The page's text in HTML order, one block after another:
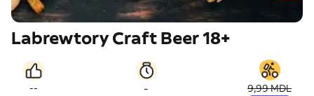
Labrewtory Craft Beer 18+
-- - 9,99 MDL